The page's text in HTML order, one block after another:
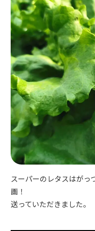
スーパーのレタスはがっ
画！
送っていただきました。